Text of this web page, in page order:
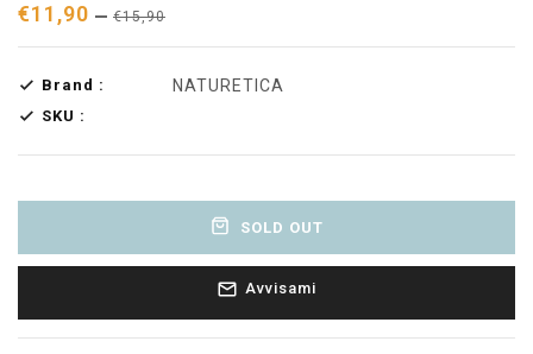
€11,90 €15,90
Brand : NATURETICA
SKU :
SOLD OUT
Avvisami